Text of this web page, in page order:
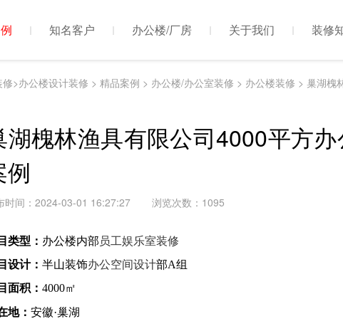
知名客户 办公楼/厂房 关于我们 装修
>办公楼设计装修 >精品案例 > 办公楼/办公室装修 > 办公楼装修 > 巢湖槐
湖槐林渔具有限公司4000平方
例
时间：2024-03-01 16:27:27 浏览次数： 1095
类型： 办公楼内部 员工娱乐室装修
设计：半山装饰办公空间设计部A组
面积：4000㎡
地：安徽·巢湖